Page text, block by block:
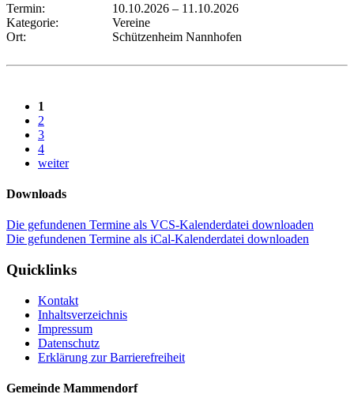
Termin:
10.10.2026 – 11.10.2026
Kategorie:
Vereine
Ort:
Schützenheim Nannhofen
1
2
3
4
weiter
Downloads
Die gefundenen Termine als VCS-Kalenderdatei downloaden
Die gefundenen Termine als iCal-Kalenderdatei downloaden
Quicklinks
Kontakt
Inhaltsverzeichnis
Impressum
Datenschutz
Erklärung zur Barrierefreiheit
Gemeinde Mammendorf